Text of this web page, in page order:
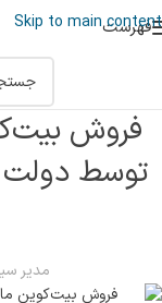
Skip to main content
فهرست
فروش
توسط دولت
مدیر